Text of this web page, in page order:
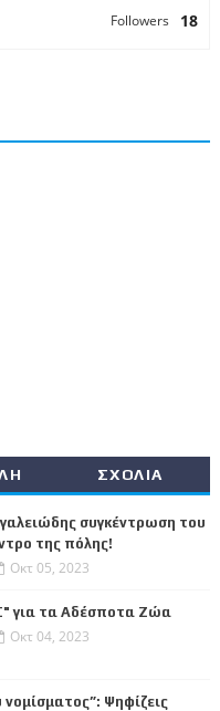
18
Followers
ΣΧΟΛΙΑ
συγκέντρωση του
της πόλης!
Οκτ 05, 2023
για τα Αδέσποτα Ζώα
Οκτ 04, 2023
νομίσματος”: Ψηφίζεις